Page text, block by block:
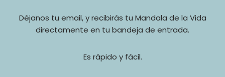
Déjanos tu email, y recibirás tu Mandala de la Vida
directamente en tu bandeja de entrada.
Es rápido y fácil.